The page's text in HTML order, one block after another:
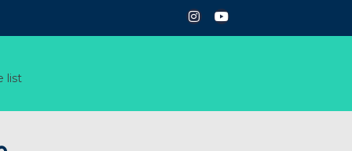
list